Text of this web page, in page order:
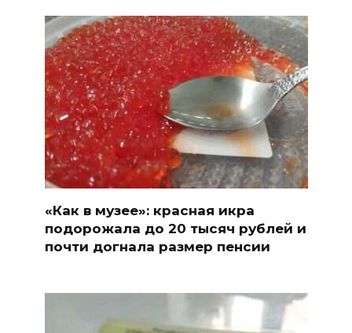
«Как в музее»: красная икра
подорожала до 20 тысяч рублей и
почти догнала размер пенсии